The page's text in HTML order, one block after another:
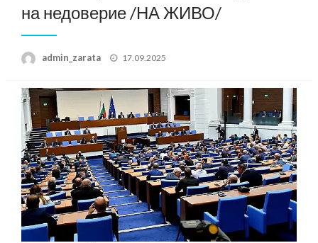
на недоверие /НА ЖИВО/
admin_zarata
Posted
17.09.2025